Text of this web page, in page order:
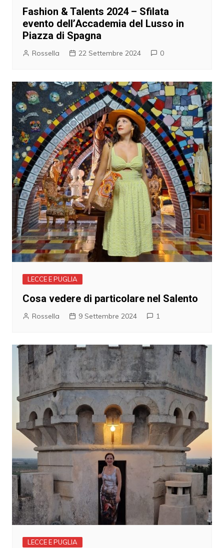
Fashion & Talents 2024 – Sfilata
evento dell’Accademia del Lusso in
Piazza di Spagna
Rossella 22 Settembre 2024 0
LECCE E PUGLIA
Cosa vedere di particolare nel Salento
Rossella 9 Settembre 2024 1
LECCE E PUGLIA